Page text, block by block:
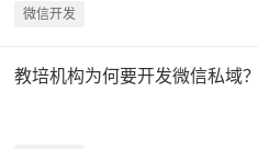
微信开发
教培机构为何要开发微信私域